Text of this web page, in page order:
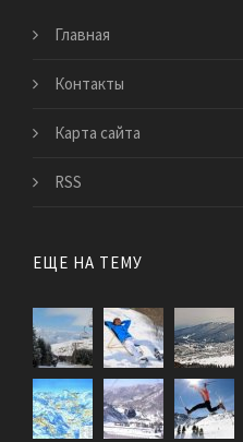
Главная
Контакты
Карта сайта
RSS
ЕЩЕ НА ТЕМУ